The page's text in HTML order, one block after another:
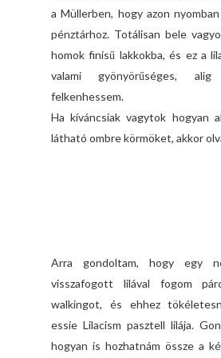
a Müllerben, hogy azon
pénztárhoz. Totálisan bele
homok finisű lakkokba, és ez a
valami gyönyörűséges,
felkenhessem.
Ha kíváncsiak vagytok hogyan
látható ombre körmöket, akkor
Arra gondoltam, hogy egy
visszafogott lilával fogom
walkingot, és ehhez
essie Lilacism pasztell lilája.
hogyan is hozhatnám össze a